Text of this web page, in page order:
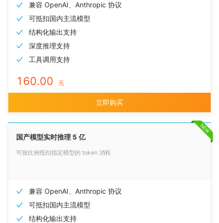
兼容 OpenAI、Anthropic 协议
可抵扣国内主流模型
结构化输出支持
深度推理支持
工具调用支持
160.00 元
立即购买
NEW
国产模型实时推理 5 亿
可按比例抵扣指定模型的 token 消耗
兼容 OpenAI、Anthropic 协议
可抵扣国内主流模型
结构化输出支持